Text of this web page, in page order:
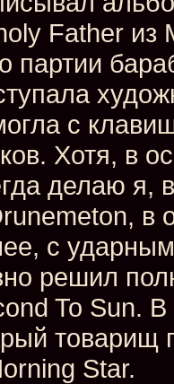
Father из
партии
с
Хотя, в
делаю я,
в
с
решил
To Sun.
товарищ
Star.